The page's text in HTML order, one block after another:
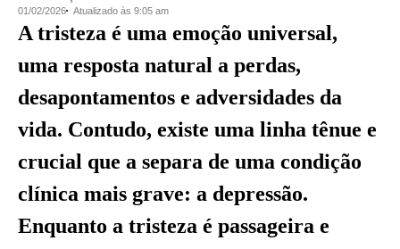
01/02/2026 Atualizado às 9:05 am
A tristeza é uma emoção universal,
uma resposta natural a perdas,
desapontamentos e adversidades da
vida. Contudo, existe uma linha tênue e
crucial que a separa de uma condição
clínica mais grave: a depressão.
Enquanto a tristeza é passageira e